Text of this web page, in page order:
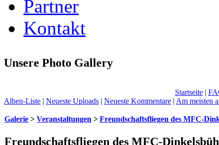
Partner
Kontakt
Unsere Photo Gallery
Startseite|
Alben-Liste | Neueste Uploads | Neueste Kommentare | Am meisten
Galerie > Veranstaltungen > Freundschaftsfliegen des MFC-
Freundschaftsfliegen des MFC-